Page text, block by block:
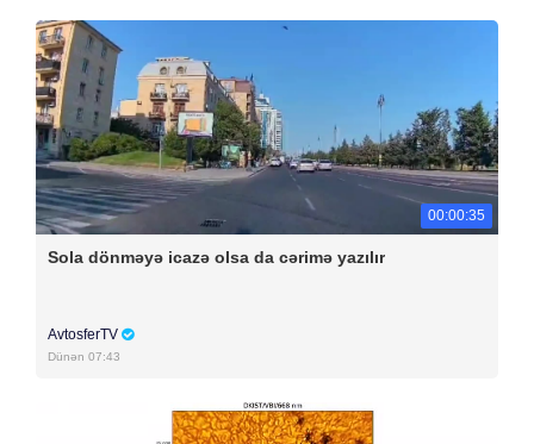
00:00:35
Sola dönməyə icazə olsa da cərimə yazılır
AvtosferTV
Dünən 07:43